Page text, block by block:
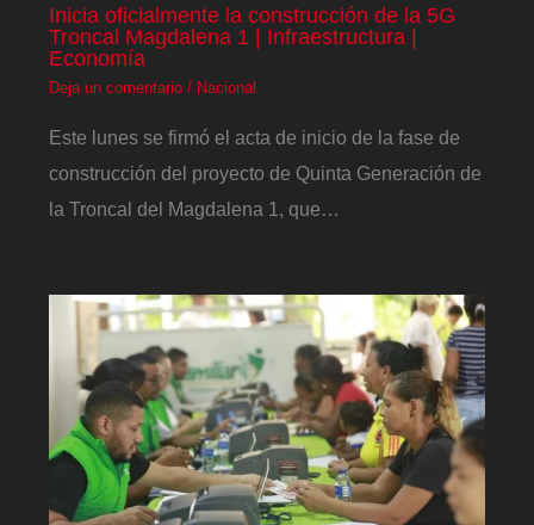
Inicia oficialmente la construcción de la 5G
Troncal Magdalena 1 | Infraestructura |
Economía
Deja un comentario / Nacional
Este lunes se firmó el acta de inicio de la fase de
construcción del proyecto de Quinta Generación de
la Troncal del Magdalena 1, que…